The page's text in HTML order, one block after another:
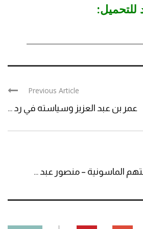
للتحميل:
Previous Article
عمر بن عبد العزيز وسياسته في رد ...
الماسونية – منصور عبد ...